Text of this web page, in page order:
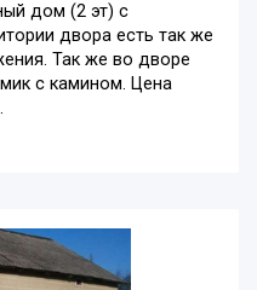
дом (2 эт) с
двора есть так же
Так же во дворе
с камином. Цена